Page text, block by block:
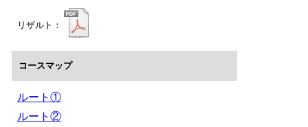
リザルト：
コースマップ
ルート①
ルート②